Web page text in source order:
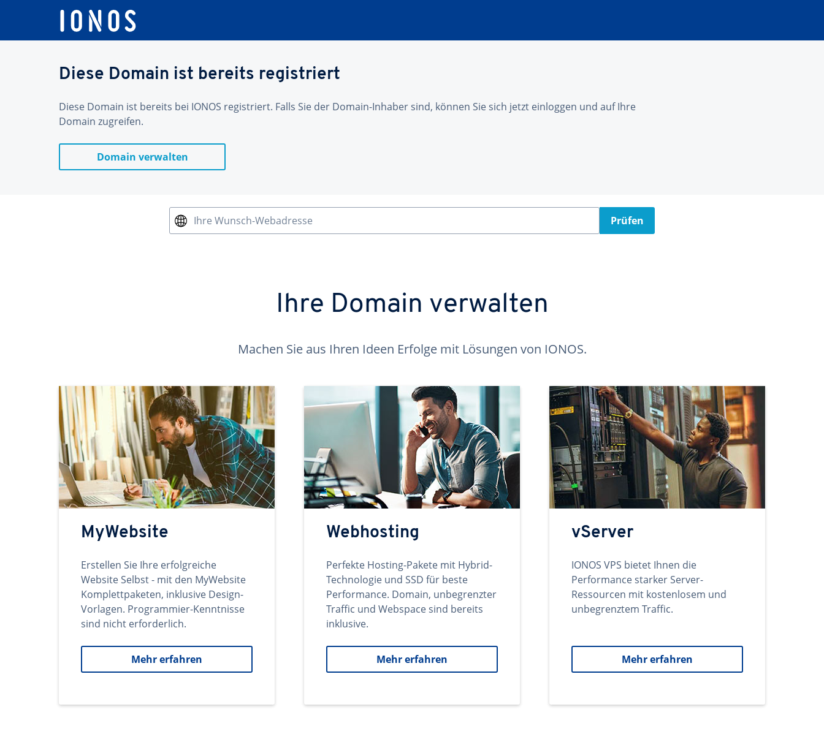
Diese Domain ist bereits registriert
Diese Domain ist bereits bei IONOS registriert. Falls Sie der Domain-Inhaber sind, können Sie sich jetzt einloggen und auf Ihre
Domain zugreifen.
Domain verwalten
Ihre Wunsch-Webadresse Prüfen
Ihre Domain verwalten
Machen Sie aus Ihren Ideen Erfolge mit Lösungen von IONOS.
MyWebsite
Erstellen Sie Ihre erfolgreiche
Website Selbst - mit den MyWebsite
Komplettpaketen, inklusive Design-
Vorlagen. Programmier-Kenntnisse
sind nicht erforderlich.
Mehr erfahren
Webhosting
Perfekte Hosting-Pakete mit Hybrid-
Technologie und SSD für beste
Performance. Domain, unbegrenzter
Traffic und Webspace sind bereits
inklusive.
Mehr erfahren
vServer
IONOS VPS bietet Ihnen die
Performance starker Server-
Ressourcen mit kostenlosem und
unbegrenztem Traffic.
Mehr erfahren